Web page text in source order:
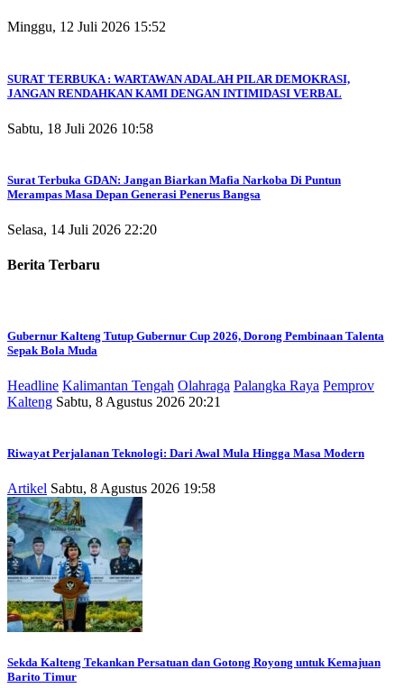
Minggu, 12 Juli 2026 15:52
SURAT TERBUKA : WARTAWAN ADALAH PILAR DEMOKRASI,
JANGAN RENDAHKAN KAMI DENGAN INTIMIDASI VERBAL
Sabtu, 18 Juli 2026 10:58
Surat Terbuka GDAN: Jangan Biarkan Mafia Narkoba Di Puntun
Merampas Masa Depan Generasi Penerus Bangsa
Selasa, 14 Juli 2026 22:20
Berita Terbaru
Gubernur Kalteng Tutup Gubernur Cup 2026, Dorong Pembinaan Talenta
Sepak Bola Muda
Headline Kalimantan Tengah Olahraga Palangka Raya Pemprov
Kalteng Sabtu, 8 Agustus 2026 20:21
Riwayat Perjalanan Teknologi: Dari Awal Mula Hingga Masa Modern
Artikel Sabtu, 8 Agustus 2026 19:58
Sekda Kalteng Tekankan Persatuan dan Gotong Royong untuk Kemajuan
Barito Timur